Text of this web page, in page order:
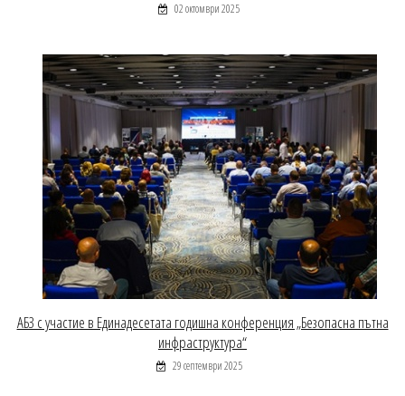
02 октомври 2025
АБЗ с участие в Единадесетата годишна конференция „Безопасна пътна
инфраструктура“
29 септември 2025